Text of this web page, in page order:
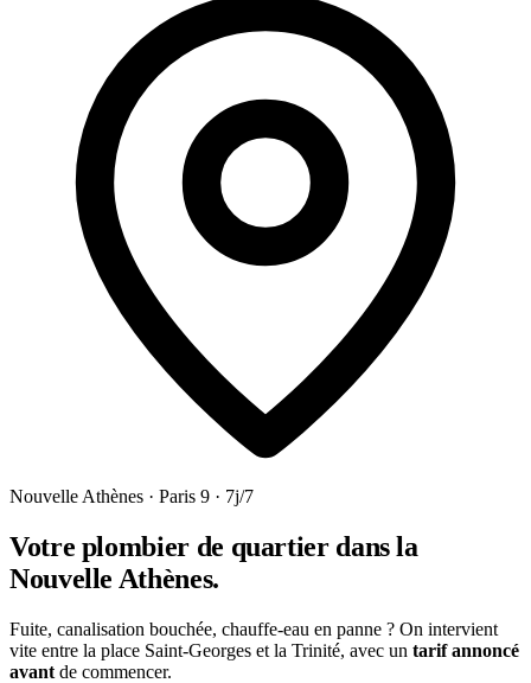
Nouvelle Athènes · Paris 9 · 7j/7
Votre plombier de quartier dans la
Nouvelle Athènes.
Fuite, canalisation bouchée, chauffe-eau en panne ? On intervient
vite entre la place Saint-Georges et la Trinité, avec un tarif annoncé
avant de commencer.